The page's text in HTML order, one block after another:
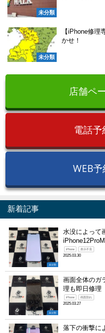
未分類
未分類
【iPhone修理
かせ！
店舗ペ
電話予
WEB
新着記事
未分類
水没によって
iPhone 表示不良
2025.03.30
未分類
画面全体のガ
理も即日修理
iPhone 画面割れ
2025.03.27
落下の衝撃に